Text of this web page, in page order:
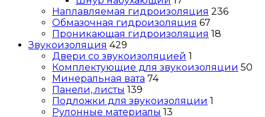
Наплавляемая гидроизоляция 236
Обмазочная гидроизоляция 67
Проникающая гидроизоляция 18
Звукоизоляция 429
Двери со звукоизоляцией 1
Комплектующие для звукоизоляции 50
Минеральная вата 74
Панели, листы 139
Подложки для звукоизоляции 1
Рулонные материалы 13